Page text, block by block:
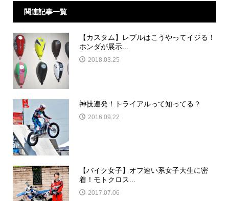
関連記事一覧
【カスタム】レブルはこうやってイジる！
ホンダが展示...
2018.03.25
神技連発！トライアルって知ってる？
2016.09.22
【バイク女子】オフ速い系女子大生に密
着！モトクロス...
2017.07.06